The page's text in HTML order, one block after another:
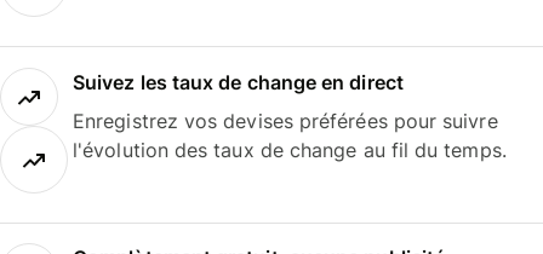
Suivez les taux de change en direct
Enregistrez vos devises préférées pour suivre
l'évolution des taux de change au fil du temps.